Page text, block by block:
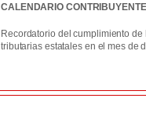
CALENDARIO
Recordatorio del cumplimiento
tributarias estatales en el mes de